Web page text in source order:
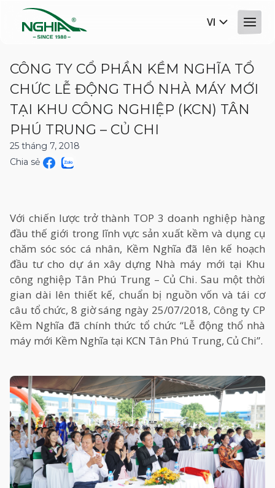
VI
CÔNG TY CỔ PHẦN KỀM NGHĨA TỔ
CHỨC LỄ ĐỘNG THỔ NHÀ MÁY MỚI
TẠI KHU CÔNG NGHIỆP (KCN) TÂN
PHÚ TRUNG – CỦ CHI
25 tháng 7, 2018
Chia sẻ
Với chiến lược trở thành TOP 3 doanh nghiệp hàng
đầu thế giới trong lĩnh vực sản xuất kềm và dụng cụ
chăm sóc sóc cá nhân, Kềm Nghĩa đã lên kế hoạch
đầu tư cho dự án xây dựng Nhà máy mới tại Khu
công nghiệp Tân Phú Trung – Củ Chi. Sau một thời
gian dài lên thiết kế, chuẩn bị nguồn vốn và tái cơ
câu tổ chức, 8 giờ sáng ngày 25/07/2018, Công ty CP
Kềm Nghĩa đã chính thức tổ chức “Lễ động thổ nhà
máy mới Kềm Nghĩa tại KCN Tân Phú Trung, Củ Chi”.